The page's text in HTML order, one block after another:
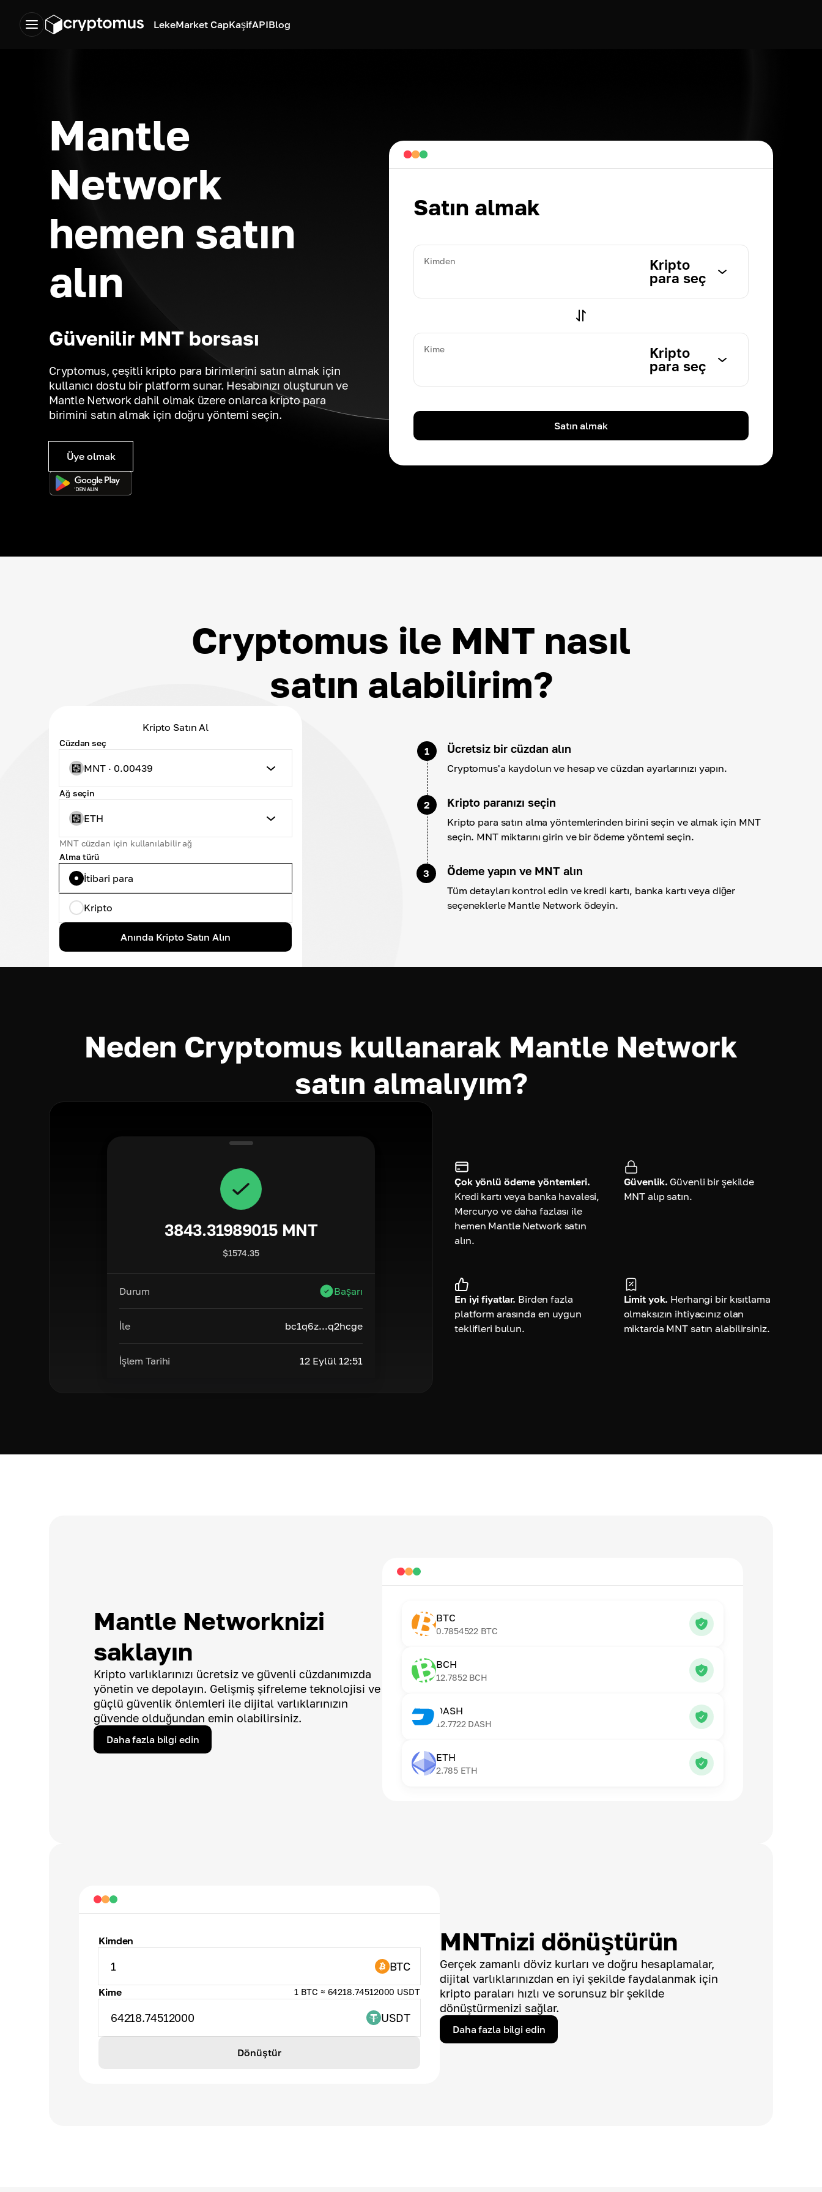
LekeMarket CapKaşifAPIBlog
Mantle
Network
hemen satın
alın
Güvenilir MNT borsası
Cryptomus, çeşitli kripto para birimlerini satın almak için
kullanıcı dostu bir platform sunar. Hesabınızı oluşturun ve
Mantle Network dahil olmak üzere onlarca kripto para
birimini satın almak için doğru yöntemi seçin.
Üye olmak
Satın almak
Kimden
Kripto
para seç
Kime
Kripto
para seç
Satın almak
Cryptomus ile MNT nasıl
satın alabilirim?
Kripto Satın Al
Cüzdan seç
MNT · 0.00439
Ağ seçin
ETH
MNT cüzdan için kullanılabilir ağ
Alma türü
İtibari para
Kripto
Anında Kripto Satın Alın
1 Ücretsiz bir cüzdan alın
Cryptomus'a kaydolun ve hesap ve cüzdan ayarlarınızı yapın.
2 Kripto paranızı seçin
Kripto para satın alma yöntemlerinden birini seçin ve almak için MNT
seçin. MNT miktarını girin ve bir ödeme yöntemi seçin.
3 Ödeme yapın ve MNT alın
Tüm detayları kontrol edin ve kredi kartı, banka kartı veya diğer
seçeneklerle Mantle Network ödeyin.
Neden Cryptomus kullanarak Mantle Network
satın almalıyım?
3843.31989015 MNT
$1574.35
Durum Başarı
İle bc1q6z...q2hcge
İşlem Tarihi 12 Eylül 12:51
Çok yönlü ödeme yöntemleri.
Kredi kartı veya banka havalesi,
Mercuryo ve daha fazlası ile
hemen Mantle Network satın
alın.
Güvenlik. Güvenli bir şekilde
MNT alıp satın.
En iyi fiyatlar. Birden fazla
platform arasında en uygun
teklifleri bulun.
Limit yok. Herhangi bir kısıtlama
olmaksızın ihtiyacınız olan
miktarda MNT satın alabilirsiniz.
Mantle Networknizi
saklayın
Kripto varlıklarınızı ücretsiz ve güvenli cüzdanımızda
yönetin ve depolayın. Gelişmiş şifreleme teknolojisi ve
güçlü güvenlik önlemleri ile dijital varlıklarınızın
güvende olduğundan emin olabilirsiniz.
Daha fazla bilgi edin
BTC
0.7854522 BTC
BCH
12.7852 BCH
DASH
12.7722 DASH
ETH
2.785 ETH
MNTnizi dönüştürün
Gerçek zamanlı döviz kurları ve doğru hesaplamalar,
dijital varlıklarınızdan en iyi şekilde faydalanmak için
kripto paraları hızlı ve sorunsuz bir şekilde
dönüştürmenizi sağlar.
Daha fazla bilgi edin
Kimden
1 BTC
Kime 1 BTC ≈ 64218.74512000 USDT
64218.74512000 USDT
Dönüştür